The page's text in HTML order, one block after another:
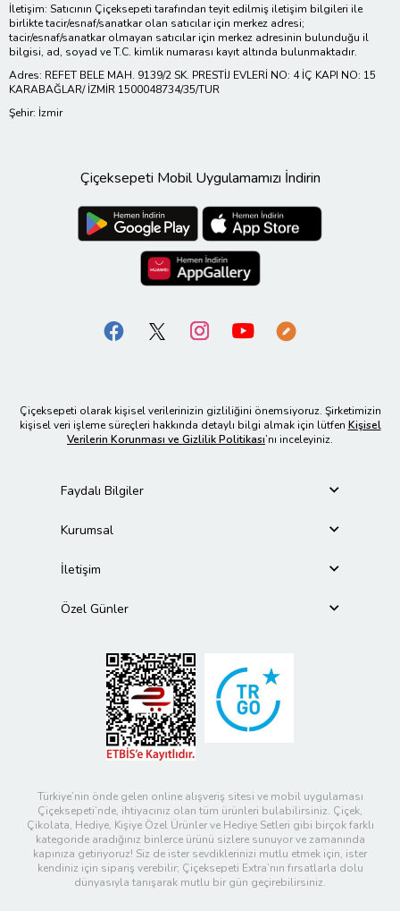
İletişim: Satıcının Çiçeksepeti tarafından teyit edilmiş iletişim bilgileri ile
birlikte tacir/esnaf/sanatkar olan satıcılar için merkez adresi;
tacir/esnaf/sanatkar olmayan satıcılar için merkez adresinin bulunduğu il
bilgisi, ad, soyad ve T.C. kimlik numarası kayıt altında bulunmaktadır.
Adres: REFET BELE MAH. 9139/2 SK. PRESTİJ EVLERİ NO: 4 İÇ KAPI NO: 15
KARABAĞLAR/ İZMİR 1500048734/35/TUR
Şehir: İzmir
Çiçeksepeti Mobil Uygulamamızı İndirin
Çiçeksepeti olarak kişisel verilerinizin gizliliğini önemsiyoruz. Şirketimizin
kişisel veri işleme süreçleri hakkında detaylı bilgi almak için lütfen Kişisel
Verilerin Korunması ve Gizlilik Politikası’nı inceleyiniz.
Faydalı Bilgiler
Kurumsal
İletişim
Özel Günler
Türkiye’nin önde gelen online alışveriş sitesi ve mobil uygulaması
Çiçeksepeti’nde, ihtiyacınız olan tüm ürünleri bulabilirsiniz. Çiçek,
Çikolata, Hediye, Kişiye Özel Ürünler ve Hediye Setleri gibi birçok farklı
kategoride aradığınız binlerce ürünü sizlere sunuyor ve zamanında
kapınıza getiriyoruz! Siz de ister sevdiklerinizi mutlu etmek için, ister
kendiniz için sipariş verebilir; Çiçeksepeti Extra’nın fırsatlarla dolu
dünyasıyla tanışarak mutlu bir gün geçirebilirsiniz.